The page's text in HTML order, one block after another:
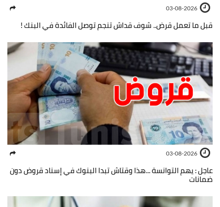
03-08-2026
قبل ما تعمل قرض.. شوف قداش تنجم توصل الفائدة في البنك !
03-08-2026
عاجل : يهم التوانسة ...هذا وقتاش تبدا البنوك في إسناد قروض دون
ضمانات